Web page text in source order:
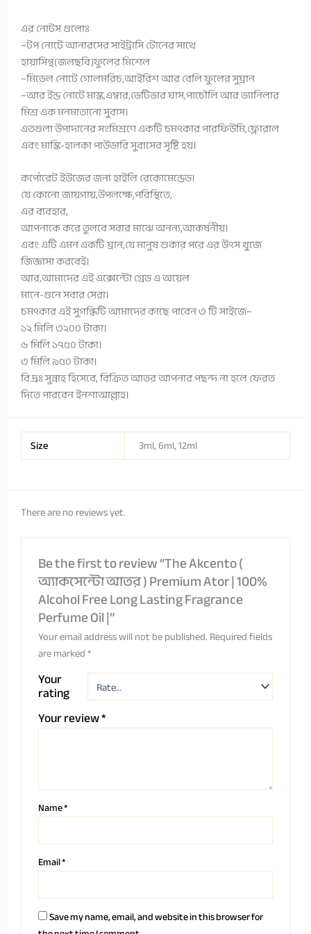
এর নোটস গুলোঃ
~টপ নোটে আনারসের সাইট্রাসি টোনের সাথে
হায়াসিন্থ(জলছবি)ফুলের মিশেল
~মিডেল নোটে গোলমরিচ,আইরিশ আর বেলি ফুলের সুঘ্রান
~আর ইন্ড নোটে মাস্ক,এম্বার,ভেটিভার ঘাস,পাচৌলি আর ভ্যানিলার
মিশ্র এক মনমাতানো সুবাস।
এতগুলা উপাদানের সংমিশ্রণে একটি চমৎকার পারফিউমি,ফ্লোরাল
এবং মাস্কি-হালকা পাউডারি সুবাসের সৃষ্টি হয়।
কর্পোরেট ইউজের জন্য হাইলি রেকোমেন্ডেড।
যে কোনো জায়গায়,উপলক্ষে,পরিস্থিতে,
এর ব্যবহার,
আপনাকে করে তুলবে সবার মাঝে অনন্য,আকর্ষনীয়।
এবং এটি এমন একটি ঘ্রান,যে মানুষ শুকার পরে এর উৎস খুজে
জিজ্ঞাসা করবেই।
আর,আমাদের এই এক্সেন্টো গ্রেড এ অয়েল
মানে-গুনে সবার সেরা।
চমৎকার এই সুগন্ধিটি আমাদের কাছে পাবেন ৩ টি সাইজে~
১২ মিলি ৩২০০ টাকা।
৬ মিলি ১৭৫০ টাকা।
৩ মিলি ৯৫০ টাকা।
বি.দ্রঃ সুন্নাহ হিসেবে, বিক্রিত আতর আপনার পছন্দ না হলে ফেরত
দিতে পারবেন ইনশাআল্লাহ।
Size 3ml, 6ml, 12ml
There are no reviews yet.
Be the first to review “The Akcento (
অ্যাকসেন্টো আতর ) Premium Ator | 100%
Alcohol Free Long Lasting Fragrance
Perfume Oil |”
Your email address will not be published.Required fields
are marked*
Your
rating
Your review*
Name*
Email*
Save my name, email, and website in this browser for